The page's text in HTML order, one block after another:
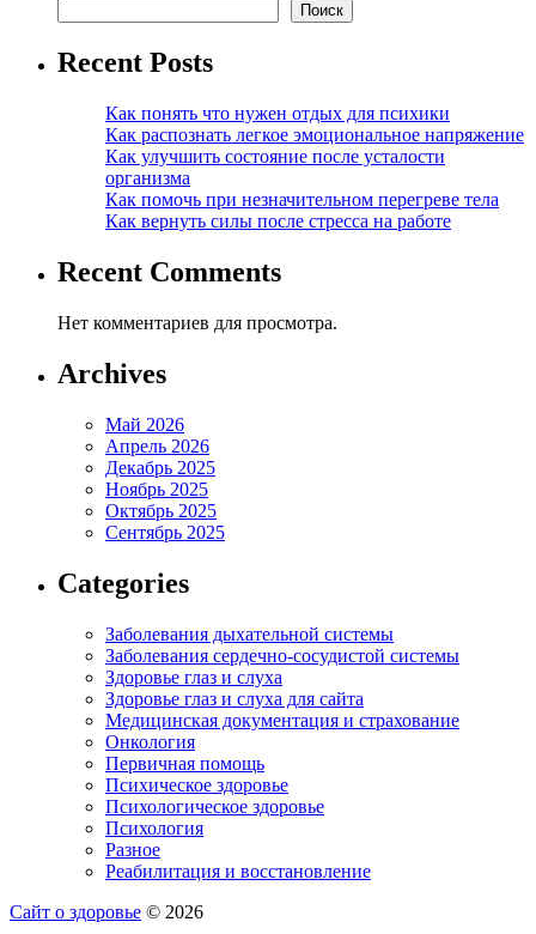
Поиск
Recent Posts
Как понять что нужен отдых для психики
Как распознать легкое эмоциональное напряжение
Как улучшить состояние после усталости
организма
Как помочь при незначительном перегреве тела
Как вернуть силы после стресса на работе
Recent Comments
Нет комментариев для просмотра.
Archives
Май 2026
Апрель 2026
Декабрь 2025
Ноябрь 2025
Октябрь 2025
Сентябрь 2025
Categories
Заболевания дыхательной системы
Заболевания сердечно-сосудистой системы
Здоровье глаз и слуха
Здоровье глаз и слуха для сайта
Медицинская документация и страхование
Онкология
Первичная помощь
Психическое здоровье
Психологическое здоровье
Психология
Разное
Реабилитация и восстановление
Сайт о здоровье © 2026